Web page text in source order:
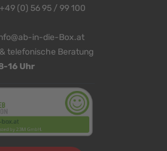
+49 (0) 56 95 / 99 100
in-die-Box.at
telefonische Beratung
16 Uhr